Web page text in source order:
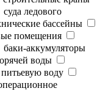
суда ледового
бассейны
помещения
баки-аккумуляторы
воды
воду